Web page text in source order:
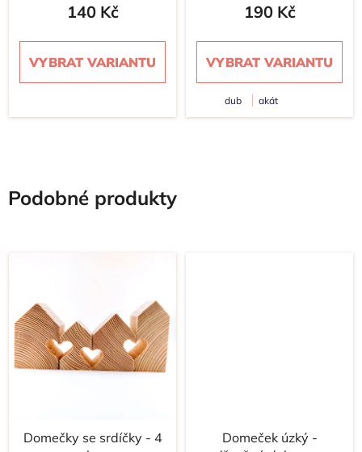
140 Kč
VYBRAT VARIANTU
190 Kč
VYBRAT VARIANTU
dub akát
Podobné produkty
Domečky se srdíčky - 4
Domeček úzký -